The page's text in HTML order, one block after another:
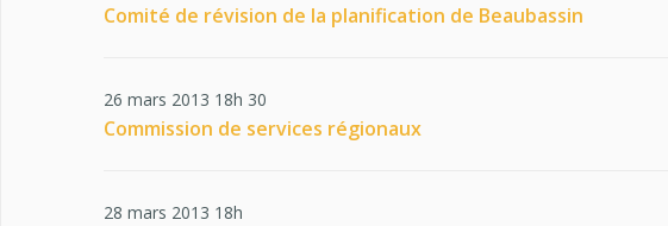
Comité de révision de la planification de Beaubassin
26 mars 2013 18h 30
Commission de services régionaux
28 mars 2013 18h